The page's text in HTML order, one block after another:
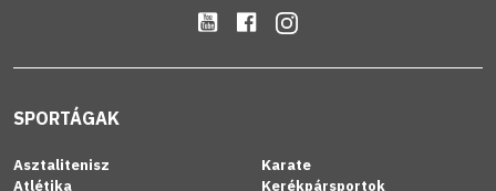
SPORTÁGAK
Asztalitenisz
Atlétika
Karate
Kerékpársportok